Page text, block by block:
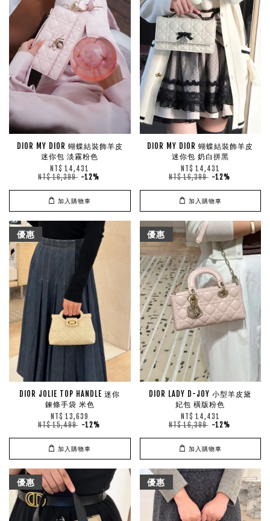
DIOR MY DIOR 蝴蝶結裝飾羊皮
迷你包 淡霧粉色
NT$ 14,431
NT$ 16,399 -12%
加入購物車
DIOR MY DIOR 蝴蝶結裝飾羊皮
迷你包 奶白拼黑
NT$ 14,431
NT$ 16,399 -12%
加入購物車
優惠
DIOR JOLIE TOP HANDLE 迷你
鍊條手袋 米色
NT$ 13,639
NT$ 15,499 -12%
加入購物車
優惠
DIOR LADY D-JOY 小型羊皮黛
妃包 橫版粉色
NT$ 14,431
NT$ 16,399 -12%
加入購物車
優惠 優惠